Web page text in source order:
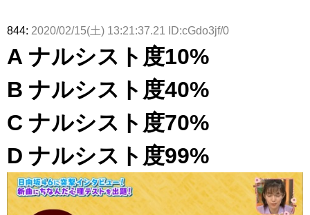
844: 2020/02/15(土) 13:21:37.21 ID:cGdo3jf/0
A ナルシスト度10%
B ナルシスト度40%
C ナルシスト度70%
D ナルシスト度99%